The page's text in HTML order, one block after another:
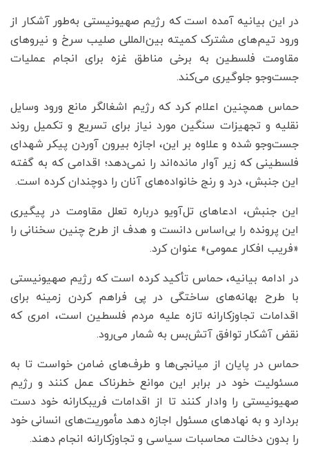
در این بیانیه آمده است که رژیم صهیونیستی به‌طور آشکار از
ورود تیم‌های مشترک کمیته بین‌المللی صلیب سرخ و نیروهای
مقاومت فلسطین به برخی مناطق غزه برای انجام عملیات
جست‌وجو جلوگیری می‌کند.
حماس همچنین اعلام کرد که رژیم اشغالگر مانع ورود وسایل
نقلیه و تجهیزات سنگین مورد نیاز برای تسریع و تکمیل روند
جست‌وجو شده و علاوه بر این، اجازه بیرون آوردن پیکر شهدای
فلسطینی که زیر آوار مانده‌اند را نمی‌دهد؛ اقدامی که به گفته
این جنبش، درد و رنج خانواده‌های آنان را دوچندان کرده است.
این جنبش، ادعاهای تل‌آویو درباره تعلل مقاومت در پیگیری
این پرونده را بی‌اساس دانست و هدف از طرح چنین سخنانی را
«فریب افکار عمومی» عنوان کرد.
در ادامه بیانیه، حماس تأکید کرده است که رژیم صهیونیستی
با طرح بهانه‌های ساختگی در پی فراهم کردن زمینه برای
اقدامات تجاوزکارانه تازه علیه مردم فلسطین است، امری که
نقض آشکار توافق آتش‌بس به شمار می‌رود.
حماس در پایان از میانجی‌ها و طرف‌های ضامن خواست تا به
مسئولیت خود در برابر این موانع خطرناک عمل کنند و رژیم
صهیونیستی را وادار کنند تا از اقدامات فریبکارانه خود دست
بردارد و به نهادهای مسئول اجازه دهد مأموریت‌های انسانی خود
را بدون دخالت محاسبات سیاسی و تجاوزکارانه انجام دهند.